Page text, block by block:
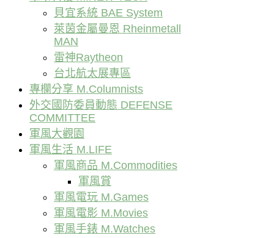
貝宜系統 BAE System
萊茵金屬曼恩 Rheinmetall
MAN
雷神Raytheon
台北航太展專區
專欄分享 M.Columnists
外交國防委員動態 DEFENSE
COMMITTEE
軍風大觀園
軍風生活 M.LIFE
軍風商品 M.Commodities
軍風賞
軍風電玩 M.Games
軍風電影 M.Movies
軍風手錶 M.Watches